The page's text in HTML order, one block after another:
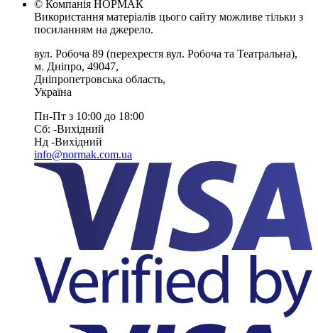
© Компанія НОРМАК
Використання матеріалів цього сайту можливе тільки з
посиланням на джерело.
вул. Робоча 89 (перехрестя вул. Робоча та Театральна),
м. Дніпро, 49047,
Дніпропетровська область,
Україна
Пн-Пт з 10:00 до 18:00
Сб: -Вихiдний
Нд -Вихiдний
info@normak.com.ua